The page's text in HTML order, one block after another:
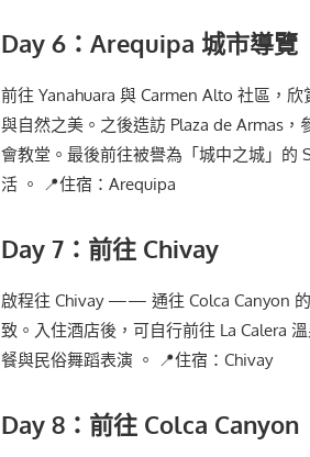
Day 6：Arequipa 城市導覽
前往 Yanahuara 與 Carmen Alto 社區，
與自然之美。之後造訪 Plaza de Armas
會教堂。最後前往被譽為「城中之城」的
活 。 📍住宿：Arequipa
Day 7：前往 Chivay
啟程往 Chivay —— 通往 Colca Canyon
致。入住酒店後，可自行前往 La Calera
餐與民俗舞蹈表演 。 📍住宿：Chivay
Day 8：前往 Colca Canyon